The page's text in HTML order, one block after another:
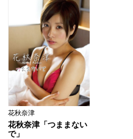
花秋奈津
花秋奈津「つままない
で」